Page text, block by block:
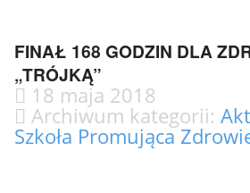
FINAŁ 168 GODZIN DLA
„TRÓJKĄ”
18 maja 2018
Archiwum kategorii:
Szkoła Promująca